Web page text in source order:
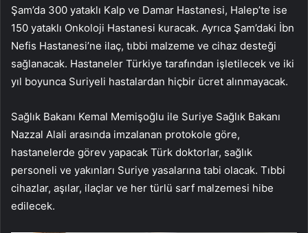
Şam’da 300 yataklı Kalp ve Damar Hastanesi, Halep’te ise
150 yataklı Onkoloji Hastanesi kuracak. Ayrıca Şam’daki İbn
Nefis Hastanesi’ne ilaç, tıbbi malzeme ve cihaz desteği
sağlanacak. Hastaneler Türkiye tarafından işletilecek ve iki
yıl boyunca Suriyeli hastalardan hiçbir ücret alınmayacak.
Sağlık Bakanı Kemal Memişoğlu ile Suriye Sağlık Bakanı
Nazzal Alali arasında imzalanan protokole göre,
hastanelerde görev yapacak Türk doktorlar, sağlık
personeli ve yakınları Suriye yasalarına tabi olacak. Tıbbi
cihazlar, aşılar, ilaçlar ve her türlü sarf malzemesi hibe
edilecek.